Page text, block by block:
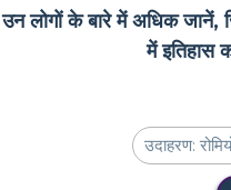
उन लोगों के बारे में अधिक जानें,
में इतिहास